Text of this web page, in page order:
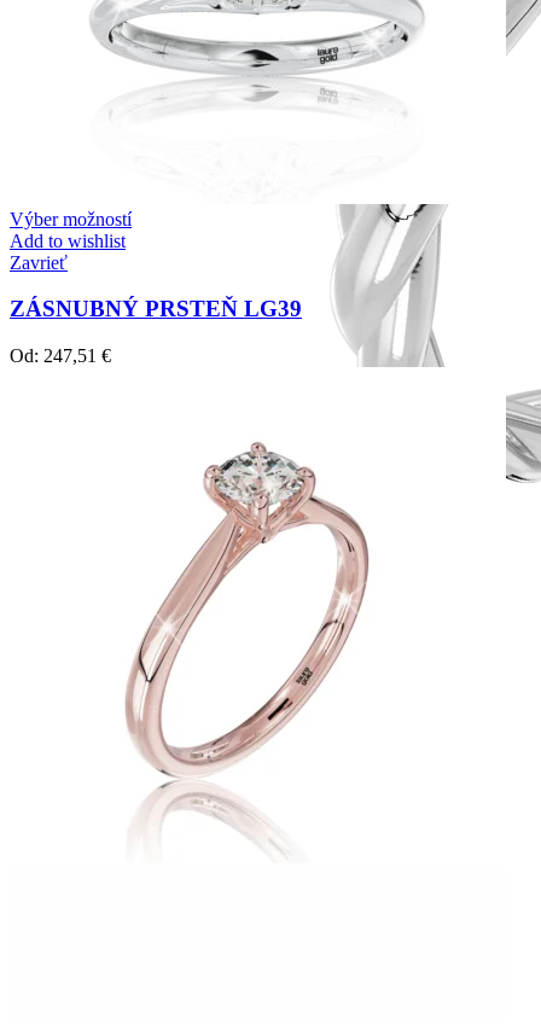
Twist Elegance
Zásnubné prstne z kolekcie Twist Elegance.
Výber možností
Add to wishlist
Zavrieť
ZÁSNUBNÝ PRSTEŇ LG39
Od: 247,51 €